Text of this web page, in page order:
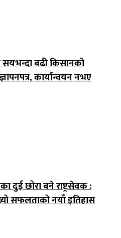
सयभन्दा बढी किसानको
कार्यान्वयन नभए
दुई छोरा बने राष्ट्रसेवक :
सफलताको नयाँ इतिहास